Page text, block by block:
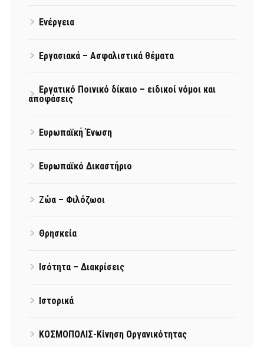
Ενέργεια
Εργασιακά – Ασφαλιστικά θέματα
Εργατικό Ποινικό δίκαιο – ειδικοί νόμοι και
αποφάσεις
Ευρωπαϊκή Ένωση
Ευρωπαϊκό Δικαστήριο
Ζώα – Φιλόζωοι
Θρησκεία
Ισότητα – Διακρίσεις
Ιστορικά
ΚΟΣΜΟΠΟΛΙΣ-Κίνηση Οργανικότητας